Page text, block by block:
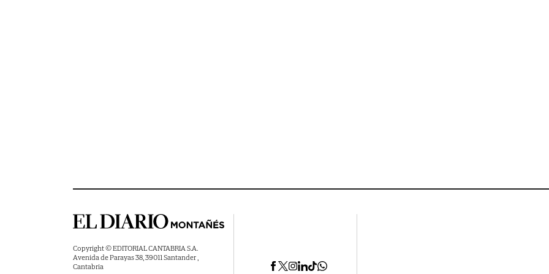
Copyright © EDITORIAL CANTABRIA S.A.
Avenida de Parayas 38, 39011 Santander ,
Cantabria